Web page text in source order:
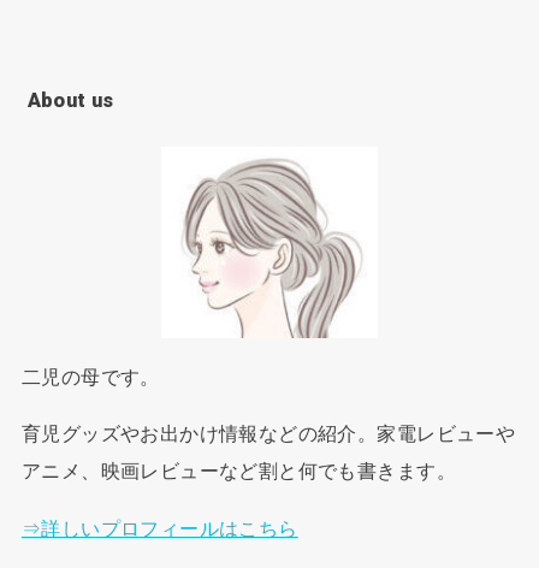
About us
二児の母です。
育児グッズやお出かけ情報などの紹介。家電レビューや
アニメ、映画レビューなど割と何でも書きます。
⇒詳しいプロフィールはこちら